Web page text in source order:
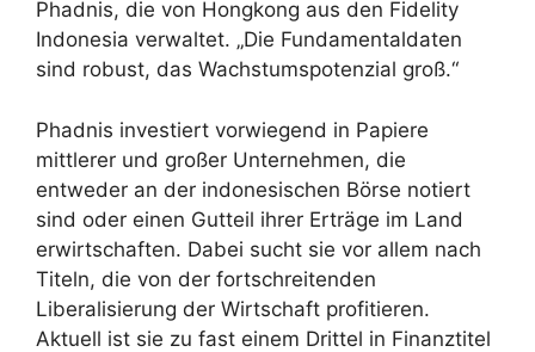
Phadnis, die von Hongkong aus den Fidelity
Indonesia verwaltet. „Die Fundamentaldaten
sind robust, das Wachstumspotenzial groß.“
Phadnis investiert vorwiegend in Papiere
mittlerer und großer Unternehmen, die
entweder an der indonesischen Börse notiert
sind oder einen Gutteil ihrer Erträge im Land
erwirtschaften. Dabei sucht sie vor allem nach
Titeln, die von der fortschreitenden
Liberalisierung der Wirtschaft profitieren.
Aktuell ist sie zu fast einem Drittel in Finanztitel